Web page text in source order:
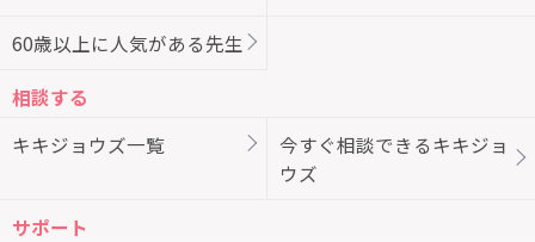
60歳以上に人気がある先生
相談する
キキジョウズ一覧
今すぐ相談できるキキジョ
ウズ
サポート